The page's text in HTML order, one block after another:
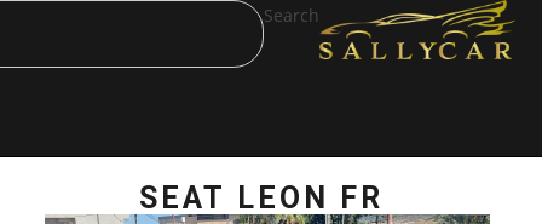
Search
SEAT